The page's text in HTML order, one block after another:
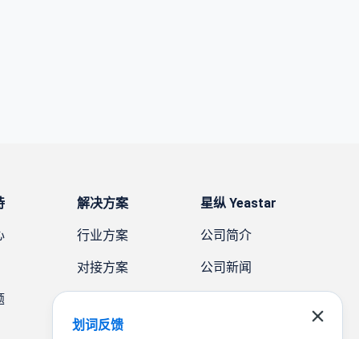
划词反馈
解决方案
行业方案
对接方案
星纵 Yeastar
公司简介
公司新闻